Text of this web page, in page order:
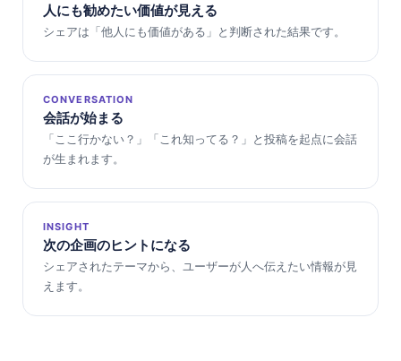
人にも勧めたい価値が見える
シェアは「他人にも価値がある」と判断された結果です。
CONVERSATION
会話が始まる
「ここ行かない？」「これ知ってる？」と投稿を起点に会話
が生まれます。
INSIGHT
次の企画のヒントになる
シェアされたテーマから、ユーザーが人へ伝えたい情報が見
えます。